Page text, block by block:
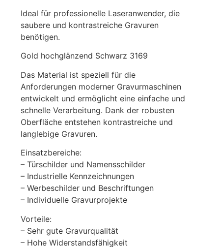
Ideal für professionelle Laseranwender, die
saubere und kontrastreiche Gravuren
benötigen.
Gold hochglänzend Schwarz 3169
Das Material ist speziell für die
Anforderungen moderner Gravurmaschinen
entwickelt und ermöglicht eine einfache und
schnelle Verarbeitung. Dank der robusten
Oberfläche entstehen kontrastreiche und
langlebige Gravuren.
Einsatzbereiche:
– Türschilder und Namensschilder
– Industrielle Kennzeichnungen
– Werbeschilder und Beschriftungen
– Individuelle Gravurprojekte
Vorteile:
– Sehr gute Gravurqualität
– Hohe Widerstandsfähigkeit